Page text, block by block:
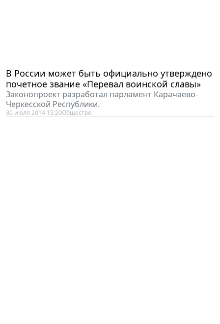
почетное звание «Перевал воинской славы»
Законопроект разработал парламент Карачаево-
Черкесской Республики.
30 июля 2014 15:20Общество